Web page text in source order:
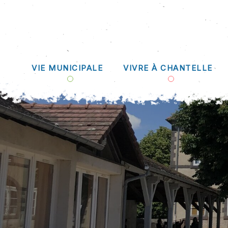
VIE MUNICIPALE VIVRE À CHANTELLE